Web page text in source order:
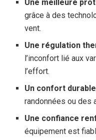
Une meilleure
grâce à des
vent.
Une régulation
l’inconfort lié aux
l’effort.
Un confort durable
randonnées ou des
Une confiance
équipement est